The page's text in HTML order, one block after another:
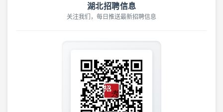
湖北招聘信息
关注我们，每日推送最新招聘信息